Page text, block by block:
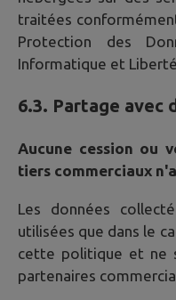
traitées
Protection des
Informatique et
6.3. Partage avec
Aucune cession ou
tiers commerciaux
Les données
utilisées que dans le
cette politique et ne
partenaires